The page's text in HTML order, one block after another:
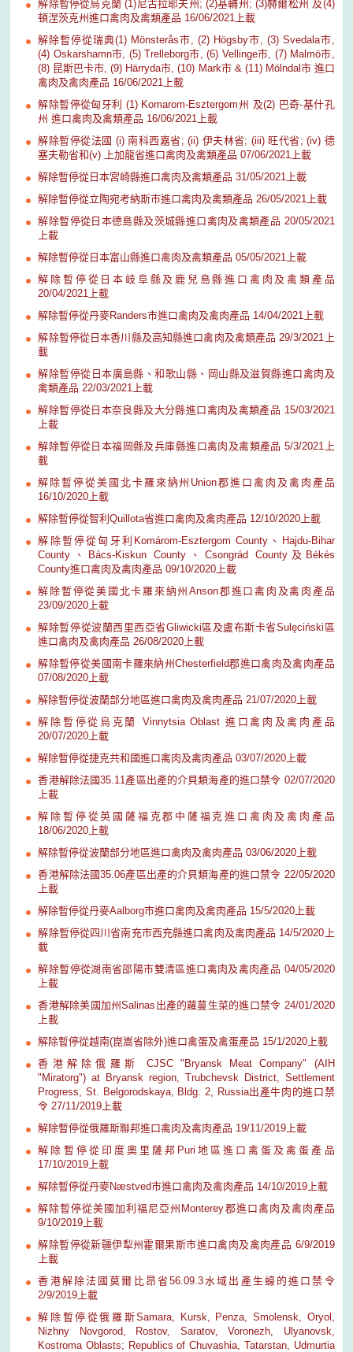
解除暫停從烏克蘭 (1)尼古拉耶夫州; (2)基輔州; (3)赫爾松州 及(4)
頓涅茨克州進口禽肉及禽類產品 16/06/2021上載
解除暫停從瑞典(1) Mönsterås市, (2) Högsby市, (3) Svedala市,
(4) Oskarshamn市, (5) Trelleborg市, (6) Vellinge市, (7) Malmö市,
(8) 昆斯巴卡市, (9) Härryda市, (10) Mark市 & (11) Mölndal市 進口
禽肉及禽肉產品 16/06/2021上載
解除暫停從匈牙利 (1) Komarom-Esztergom州 及(2) 巴奇-基什孔
州 進口禽肉及禽類產品 16/06/2021上載
解除暫停從法國 (i) 南科西嘉省; (ii) 伊夫林省; (iii) 旺代省; (iv) 德
塞夫勒省和(v) 上加龍省進口禽肉及禽類產品 07/06/2021上載
解除暫停從日本宮崎縣進口禽肉及禽類產品 31/05/2021上載
解除暫停從立陶宛考納斯市進口禽肉及禽類產品 26/05/2021上載
解除暫停從日本德島縣及茨城縣進口禽肉及禽類產品 20/05/2021
上載
解除暫停從日本富山縣進口禽肉及禽類產品 05/05/2021上載
解除暫停從日本岐阜縣及鹿兒島縣進口禽肉及禽類產品
20/04/2021上載
解除暫停從丹麥Randers市進口禽肉及禽肉產品 14/04/2021上載
解除暫停從日本香川縣及高知縣進口禽肉及禽類產品 29/3/2021上
載
解除暫停從日本廣島縣、和歌山縣、岡山縣及滋賀縣進口禽肉及
禽類產品 22/03/2021上載
解除暫停從日本奈良縣及大分縣進口禽肉及禽類產品 15/03/2021
上載
解除暫停從日本福岡縣及兵庫縣進口禽肉及禽類產品 5/3/2021上
載
解除暫停從美國北卡羅來納州Union郡進口禽肉及禽肉產品
16/10/2020上載
解除暫停從智利Quillota省進口禽肉及禽肉產品 12/10/2020上載
解除暫停從匈牙利Komárom-Esztergom County、Hajdu-Bihar
County、Bács-Kiskun County、Csongrád County及Békés
County進口禽肉及禽肉產品 09/10/2020上載
解除暫停從美國北卡羅來納州Anson郡進口禽肉及禽肉產品
23/09/2020上載
解除暫停從波蘭西里西亞省Gliwicki區及盧布斯卡省Sulęciński區
進口禽肉及禽肉產品 26/08/2020上載
解除暫停從美國南卡羅來納州Chesterfield郡進口禽肉及禽肉產品
07/08/2020上載
解除暫停從波蘭部分地區進口禽肉及禽肉產品 21/07/2020上載
解除暫停從烏克蘭 Vinnytsia Oblast 進口禽肉及禽肉產品
20/07/2020上載
解除暫停從捷克共和國進口禽肉及禽肉產品 03/07/2020上載
香港解除法國35.11產區出產的介貝類海產的進口禁令 02/07/2020
上載
解除暫停從英國薩福克郡中薩福克進口禽肉及禽肉產品
18/06/2020上載
解除暫停從波蘭部分地區進口禽肉及禽肉產品 03/06/2020上載
香港解除法國35.06產區出產的介貝類海產的進口禁令 22/05/2020
上載
解除暫停從丹麥Aalborg市進口禽肉及禽肉產品 15/5/2020上載
解除暫停從四川省南充市西充縣進口禽肉及禽肉產品 14/5/2020上
載
解除暫停從湖南省邵陽市雙清區進口禽肉及禽肉產品 04/05/2020
上載
香港解除美國加州Salinas出產的蘿蔓生菜的進口禁令 24/01/2020
上載
解除暫停從越南(崑嵩省除外)進口禽蛋及禽蛋產品 15/1/2020上載
香港解除俄羅斯 CJSC "Bryansk Meat Company" (AIH
"Miratorg") at Bryansk region, Trubchevsk District, Settlement
Progress, St. Belgorodskaya, Bldg. 2, Russia出產牛肉的進口禁
令 27/11/2019上載
解除暫停從俄羅斯聯邦進口禽肉及禽肉產品 19/11/2019上載
解除暫停從印度奧里薩邦Puri地區進口禽蛋及禽蛋產品
17/10/2019上載
解除暫停從丹麥Næstved市進口禽肉及禽肉產品 14/10/2019上載
解除暫停從美國加利福尼亞州Monterey郡進口禽肉及禽肉產品
9/10/2019上載
解除暫停從新疆伊犁州霍爾果斯市進口禽肉及禽肉產品 6/9/2019
上載
香港解除法國莫爾比昂省56.09.3水域出產生蠔的進口禁令
2/9/2019上載
解除暫停從俄羅斯Samara, Kursk, Penza, Smolensk, Oryol,
Nizhny Novgorod, Rostov, Saratov, Voronezh, Ulyanovsk,
Kostroma Oblasts; Republics of Chuvashia, Tatarstan, Udmurtia